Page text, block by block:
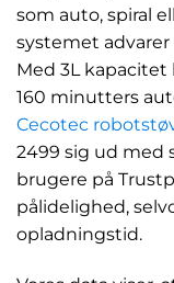
som auto, spiral
systemet
Med 3L
160 minutters
Cecotec
2499 sig ud med
brugere på
pålidelighed,
opladningstid.